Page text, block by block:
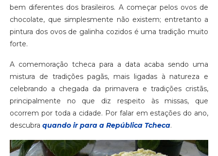
bem diferentes dos brasileiros. A começar pelos ovos de
chocolate, que simplesmente não existem; entretanto a
pintura dos ovos de galinha cozidos é uma tradição muito
forte.
A comemoração tcheca para a data acaba sendo uma
mistura de tradições pagãs, mais ligadas à natureza e
celebrando a chegada da primavera e tradições cristãs,
principalmente no que diz respeito às missas, que
ocorrem por toda a cidade. Por falar em estações do ano,
descubra quando ir para a República Tcheca.